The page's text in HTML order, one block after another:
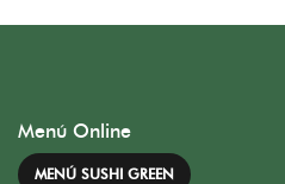
Menú Online
MENÚ SUSHI GREEN